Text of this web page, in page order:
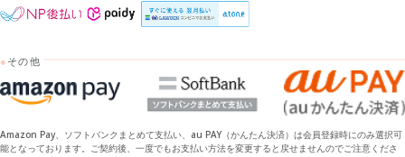
● その他
Amazon Pay、ソフトバンクまとめて支払い、au PAY（かんたん決済）は会員登録時にのみ選択可
能となっております。ご契約後、一度でもお支払い方法を変更すると戻せませんのでご注意くださ